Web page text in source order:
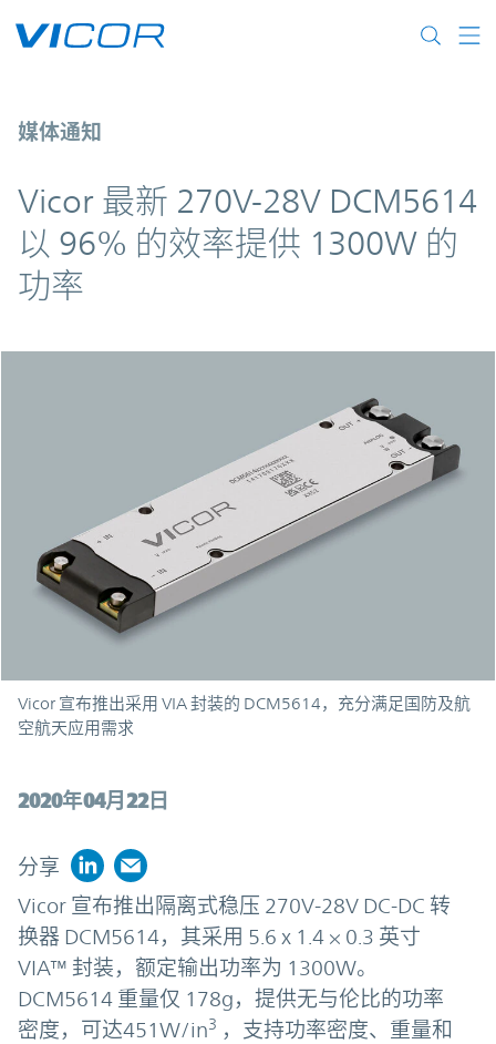
Vicor 最新 270V-28V DCM5614 以 96%
媒体通知
Vicor 最新 270V-28V DCM5614
以 96% 的效率提供 1300W 的
功率
2020年04月22日
Vicor 宣布推出采用 VIA 封装的 DCM5614，充分满足国防及航
空航天应用需求
分享
Vicor 宣布推出隔离式稳压 270V-28V DC-DC 转
换器 DCM5614，其采用 5.6 x 1.4 × 0.3 英寸
VIA™ 封装，额定输出功率为 1300W。
DCM5614 重量仅 178g，提供无与伦比的功率
密度，可达451W/in3 ，支持功率密度、重量和